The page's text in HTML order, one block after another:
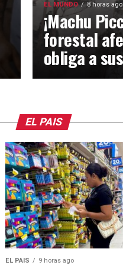
EL MUNDO 8 horas ago
¡Machu
forestal
obliga a
EL PAIS
EL PAIS 9 horas ago